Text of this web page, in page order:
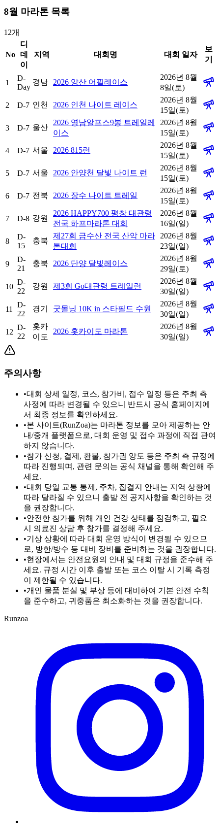
8월 마라톤 목록
12개
No
디
데
이
지역 대회명 대회 일자
보
기
1
D-
Day
경남 2026 양산 어필레이스
2026년 8월
8일(토)
2 D-7 인천 2026 인천 나이트 레이스
2026년 8월
15일(토)
3 D-7 울산
2026 영남알프스9봉 트레일레
이스
2026년 8월
15일(토)
4 D-7 서울 2026 815런
2026년 8월
15일(토)
5 D-7 서울 2026 안양천 달빛 나이트 런
2026년 8월
15일(토)
6 D-7 전북 2026 장수 나이트 트레일
2026년 8월
15일(토)
7 D-8 강원
2026 HAPPY700 평창 대관령
전국 하프마라톤 대회
2026년 8월
16일(일)
8
D-
15
충북
제27회 금수산 전국 산악 마라
톤대회
2026년 8월
23일(일)
9
D-
21
충북 2026 단양 달빛레이스
2026년 8월
29일(토)
10
D-
22
강원 제3회 Go대관령 트레일런
2026년 8월
30일(일)
11
D-
22
경기 굿몰닝 10K in 스타필드 수원
2026년 8월
30일(일)
12
D-
22
홋카
이도
2026 홋카이도 마라톤
2026년 8월
30일(일)
주의사항
•대회 상세 일정, 코스, 참가비, 접수 일정 등은 주최 측
사정에 따라 변경될 수 있으니 반드시 공식 홈페이지에
서 최종 정보를 확인하세요.
•본 사이트(RunZoa)는 마라톤 정보를 모아 제공하는 안
내/중개 플랫폼으로, 대회 운영 및 접수 과정에 직접 관여
하지 않습니다.
•참가 신청, 결제, 환불, 참가권 양도 등은 주최 측 규정에
따라 진행되며, 관련 문의는 공식 채널을 통해 확인해 주
세요.
•대회 당일 교통 통제, 주차, 집결지 안내는 지역 상황에
따라 달라질 수 있으니 출발 전 공지사항을 확인하는 것
을 권장합니다.
•안전한 참가를 위해 개인 건강 상태를 점검하고, 필요
시 의료진 상담 후 참가를 결정해 주세요.
•기상 상황에 따라 대회 운영 방식이 변경될 수 있으므
로, 방한/방수 등 대비 장비를 준비하는 것을 권장합니다.
•현장에서는 안전요원의 안내 및 대회 규정을 준수해 주
세요. 규정 시간 이후 출발 또는 코스 이탈 시 기록 측정
이 제한될 수 있습니다.
•개인 물품 분실 및 부상 등에 대비하여 기본 안전 수칙
을 준수하고, 귀중품은 최소화하는 것을 권장합니다.
Runzoa